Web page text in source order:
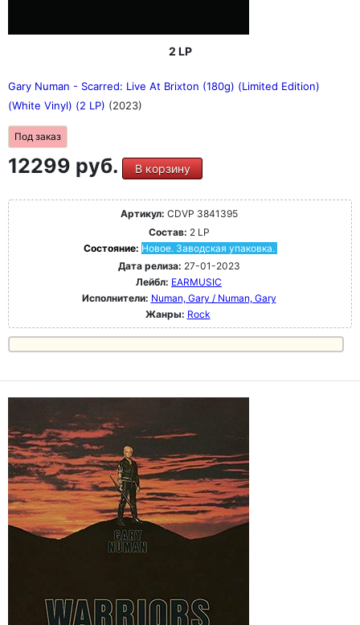
2 LP
Gary Numan - Scarred: Live At Brixton (180g) (Limited Edition)
(White Vinyl) (2 LP) (2023)
Под заказ
12299 руб. В корзину
Артикул: CDVP 3841395
Состав: 2 LP
Состояние: Новое. Заводская упаковка.
Дата релиза: 27-01-2023
Лейбл: EARMUSIC
Исполнители: Numan, Gary / Numan, Gary
Жанры: Rock